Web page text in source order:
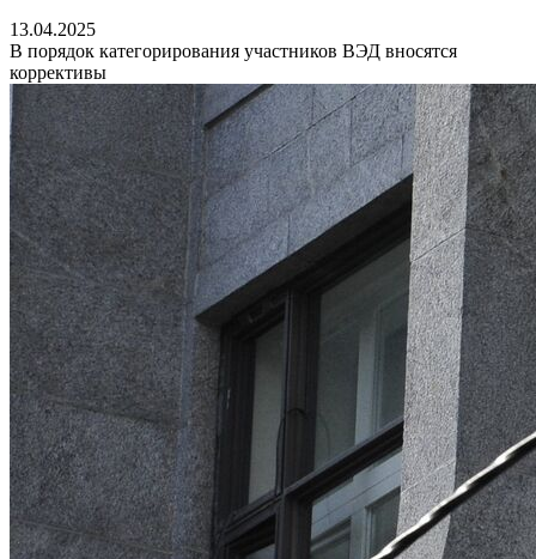
13.04.2025
В порядок категорирования участников ВЭД вносятся
коррективы